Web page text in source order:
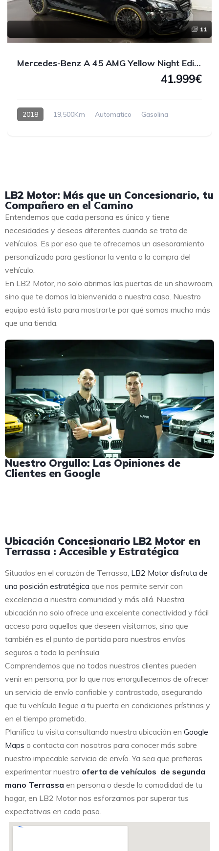
11
Mercedes-Benz A 45 AMG Yellow Night Edition 4MATIC 381 CV
41.999€
2018 19,500Km Automatico Gasolina
LB2 Motor: Más que un Concesionario, tu
Compañero en el Camino
Entendemos que cada persona es única y tiene
necesidades y deseos diferentes cuando se trata de
vehículos. Es por eso que te ofrecemos un asesoramiento
personalizado para gestionar la venta o la compra del
vehículo.
En LB2 Motor, no solo abrimos las puertas de un showroom,
sino que te damos la bienvenida a nuestra casa. Nuestro
equipo está listo para mostrarte por qué somos mucho más
que una tienda.
Nuestro Orgullo: Las Opiniones de
Clientes en Google
Ubicación Concesionario LB2 Motor en
Terrassa : Accesible y Estratégica
Situados en el corazón de Terrassa, LB2 Motor disfruta de
una posición estratégica que nos permite servir con
excelencia a nuestra comunidad y más allá. Nuestra
ubicación no solo ofrece una excelente conectividad y fácil
acceso para aquellos que deseen visitarnos, sino que
también es el punto de partida para nuestros envíos
seguros a toda la península.
Comprendemos que no todos nuestros clientes pueden
venir en persona, por lo que nos enorgullecemos de ofrecer
un servicio de envío confiable y contrastado, asegurando
que tu vehículo llegue a tu puerta en condiciones prístinas y
en el tiempo prometido.
Planifica tu visita consultando nuestra ubicación en Google
Maps o contacta con nosotros para conocer más sobre
nuestro impecable servicio de envío. Ya sea que prefieras
experimentar nuestra oferta de vehículos de segunda
mano Terrassa en persona o desde la comodidad de tu
hogar, en LB2 Motor nos esforzamos por superar tus
expectativas en cada paso.